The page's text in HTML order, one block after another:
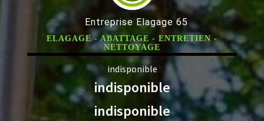
Entreprise Elagage 65
ELAGAGE - ABATTAGE - ENTRETIEN -
NETTOYAGE
indisponible
indisponible
indisponible